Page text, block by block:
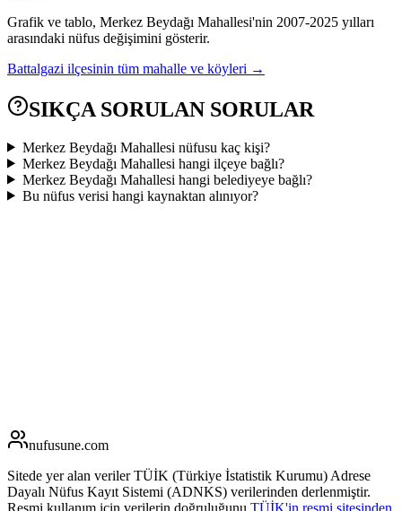
Grafik ve tablo, Merkez Beydağı Mahallesi'nin 2007-2025 yılları
arasındaki nüfus değişimini gösterir.
Battalgazi ilçesinin tüm mahalle ve köyleri →
SIKÇA SORULAN SORULAR
Merkez Beydağı Mahallesi nüfusu kaç kişi?
Merkez Beydağı Mahallesi hangi ilçeye bağlı?
Merkez Beydağı Mahallesi hangi belediyeye bağlı?
Bu nüfus verisi hangi kaynaktan alınıyor?
nufusune.com
Sitede yer alan veriler TÜİK (Türkiye İstatistik Kurumu) Adrese
Dayalı Nüfus Kayıt Sistemi (ADNKS) verilerinden derlenmiştir.
Resmi kullanım için verilerin doğruluğunu TÜİK'in resmi sitesinden